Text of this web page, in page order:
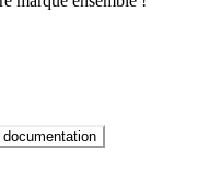
documentation